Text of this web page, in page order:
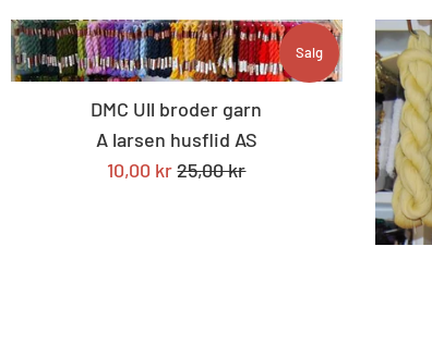
DMC Ull broder garn
A larsen husflid AS
Tilbudspris
10,00 krStandard
25,00 kr
Salg